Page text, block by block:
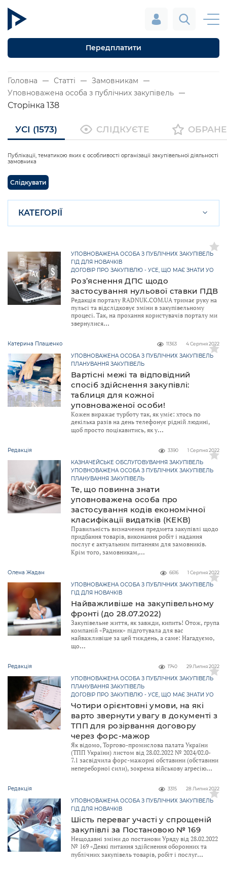
Передплатити
Головна Статті
Замовникам
Уповноважена особа з публічних закупівель
Сторінка 138
УСІ (1573) СЛІДКУЄТЕ ОБРАНЕ
КАТЕГОРІЇ
Роз’яснення ДПС щодо
застосування нульової ставки ПДВ
УПОВНОВАЖЕНА ОСОБА З ПУБЛІЧНИХ ЗАКУПІВЕЛЬ
ГІД ДЛЯ НОВАЧКІВ
ДОГОВІР ПРО ЗАКУПІВЛЮ - УСЕ, ЩО МАЄ ЗНАТИ УО
Редакція порталу RADNUK.COM.UA тримає руку на
пульсі та відслідковує зміни в закупівельному
процесі. Так, на прохання користувачів порталу ми
звернулися
Катерина Плашенко 11363 4 Серпня 2022
Вартісні межі та відповідний
спосіб здійснення закупівлі:
таблиця для кожної
уповноваженої особи!
УПОВНОВАЖЕНА ОСОБА З ПУБЛІЧНИХ ЗАКУПІВЕЛЬ
ПЛАНУВАННЯ ЗАКУПІВЕЛЬ
Кожен виражає турботу так, як уміє: хтось по
декілька разів на день телефонує рідній людині,
щоб просто поцікавитись, як у
Редакція 3390 1 Серпня 2022
Те, що повинна знати
уповноважена особа про
застосування кодів економічної
класифікації видатків (КЕКВ)
КАЗНАЧЕЙСЬКЕ ОБСЛУГОВУВАННЯ ЗАКУПІВЕЛЬ
УПОВНОВАЖЕНА ОСОБА З ПУБЛІЧНИХ ЗАКУПІВЕЛЬ
ПЛАНУВАННЯ ЗАКУПІВЕЛЬ
Правильність визначення предмета закупівлі щодо
придбання товарів, виконання робіт і надання
послуг є актуальним питанням для замовників.
Крім того, замовникам,
Олена Жадан 6616 1 Серпня 2022
Найважливіше на закупівельному
фронті (до 28.07.2022)
УПОВНОВАЖЕНА ОСОБА З ПУБЛІЧНИХ ЗАКУПІВЕЛЬ
ГІД ДЛЯ НОВАЧКІВ
Закупівельне життя, як завжди, кипить! Отож, група
компаній «Радник» підготувала для вас
найважливіше за цей тиждень, а саме: Нагадуємо,
що
Редакція 1740 29 Липня 2022
Чотири орієнтовні умови, на які
варто звернути увагу в документі з
ТПП для розірвання договору
через форс-мажор
УПОВНОВАЖЕНА ОСОБА З ПУБЛІЧНИХ ЗАКУПІВЕЛЬ
ПЛАНУВАННЯ ЗАКУПІВЕЛЬ
ДОГОВІР ПРО ЗАКУПІВЛЮ - УСЕ, ЩО МАЄ ЗНАТИ УО
Як відомо, Торгово-промислова палата України
(ТПП України) листом від 28.02.2022 № 2024/02.0-
7.1 засвідчила форс-мажорні обставини (обставини
непереборної сили), зокрема військову агресію
Редакція 3315 28 Липня 2022
Шість переваг участі у спрощеній
закупівлі за Постановою № 169
УПОВНОВАЖЕНА ОСОБА З ПУБЛІЧНИХ ЗАКУПІВЕЛЬ
ГІД ДЛЯ НОВАЧКІВ
Нещодавні зміни до постанови Уряду від 28.02.2022
№ 169 «Деякі питання здійснення оборонних та
публічних закупівель товарів, робіт і послуг
Публікації, тематикою яких є особливості організації закупівельної діяльності
замовника
Слідкувати